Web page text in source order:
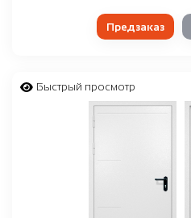
Предзаказ
Быстрый просмотр